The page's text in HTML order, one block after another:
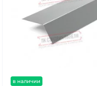
в наличии